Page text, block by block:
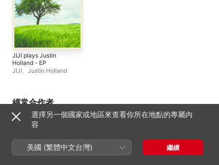
JIJI plays Justin
Holland - EP
JIJI、 Justin Holland
經常合作者
選擇另一個國家或地區來查看你所在地點的專屬內
容
美國 (繁體中文台灣) 繼續